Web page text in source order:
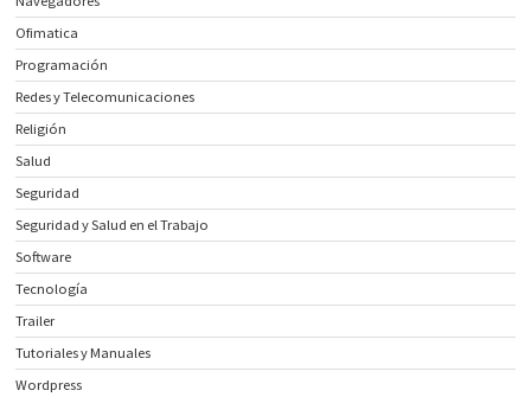
Ofimatica
Programación
Redes y Telecomunicaciones
Religión
Salud
Seguridad
Seguridad y Salud en el Trabajo
Software
Tecnología
Trailer
Tutoriales y Manuales
Wordpress